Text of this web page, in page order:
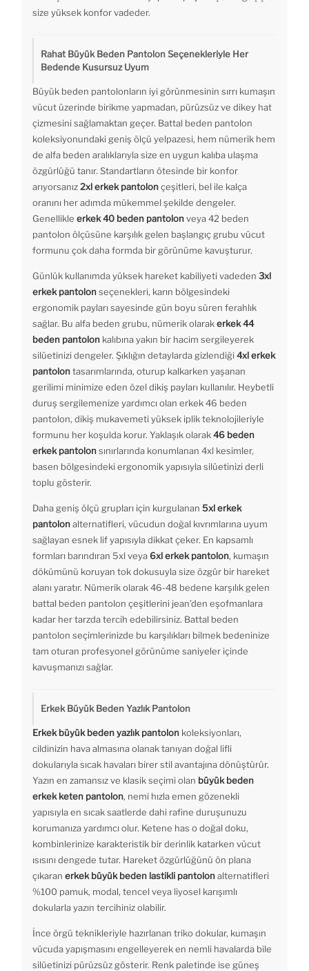
size yüksek konfor vadeder.
Rahat Büyük Beden Pantolon Seçenekleriyle Her
Bedende Kusursuz Uyum
Büyük beden pantolonların iyi görünmesinin sırrı kumaşın
vücut üzerinde birikme yapmadan, pürüzsüz ve dikey hat
çizmesini sağlamaktan geçer. Battal beden pantolon
koleksiyonundaki geniş ölçü yelpazesi, hem nümerik hem
de alfa beden aralıklarıyla size en uygun kalıba ulaşma
özgürlüğü tanır. Standartların ötesinde bir konfor
arıyorsanız2xl erkek pantolonçeşitleri, bel ile kalça
oranını her adımda mükemmel şekilde dengeler.
Genellikle erkek 40 beden pantolonveya 42 beden
pantolon ölçüsüne karşılık gelen başlangıç grubu vücut
formunu çok daha formda bir görünüme kavuşturur.
Günlük kullanımda yüksek hareket kabiliyeti vadeden 3xl
erkek pantolonseçenekleri, karın bölgesindeki
ergonomik payları sayesinde gün boyu süren ferahlık
sağlar. Bu alfa beden grubu, nümerik olarakerkek 44
beden pantolon kalıbına yakın bir hacim sergileyerek
silüetinizi dengeler. Şıklığın detaylarda gizlendiği 4xl erkek
pantolontasarımlarında, oturup kalkarken yaşanan
gerilimi minimize eden özel dikiş payları kullanılır. Heybetli
duruş sergilemenize yardımcı olan erkek 46 beden
pantolon, dikiş mukavemeti yüksek iplik teknolojileriyle
formunu her koşulda korur. Yaklaşık olarak46 beden
erkek pantolonsınırlarında konumlanan 4xl kesimler,
basen bölgesindeki ergonomik yapısıyla silüetinizi derli
toplu gösterir.
Daha geniş ölçü grupları için kurgulanan 5xl erkek
pantolonalternatifleri, vücudun doğal kıvrımlarına uyum
sağlayan esnek lif yapısıyla dikkat çeker. En kapsamlı
formları barındıran 5xl veya 6xl erkek pantolon, kumaşın
dökümünü koruyan tok dokusuyla size özgür bir hareket
alanı yaratır. Nümerik olarak 46-48 bedene karşılık gelen
battal beden pantolon çeşitlerini jean’den eşofmanlara
kadar her tarzda tercih edebilirsiniz. Battal beden
pantolon seçimlerinizde bu karşılıkları bilmek bedeninize
tam oturan profesyonel görünüme saniyeler içinde
kavuşmanızı sağlar.
Erkek Büyük Beden Yazlık Pantolon
Erkek büyük beden yazlık pantolon koleksiyonları,
cildinizin hava almasına olanak tanıyan doğal lifli
dokularıyla sıcak havaları birer stil avantajına dönüştürür.
Yazın en zamansız ve klasik seçimi olan büyük beden
erkek keten pantolon, nemi hızla emen gözenekli
yapısıyla en sıcak saatlerde dahi rafine duruşunuzu
korumanıza yardımcı olur. Ketene has o doğal doku,
kombinlerinize karakteristik bir derinlik katarken vücut
ısısını dengede tutar. Hareket özgürlüğünü ön plana
çıkaran erkek büyük beden lastikli pantolonalternatifleri
%100 pamuk, modal, tencel veya liyosel karışımlı
dokularla yazın tercihiniz olabilir.
İnce örgü teknikleriyle hazırlanan triko dokular, kumaşın
vücuda yapışmasını engelleyerek en nemli havalarda bile
silüetinizi pürüzsüz gösterir. Renk paletinde ise güneş